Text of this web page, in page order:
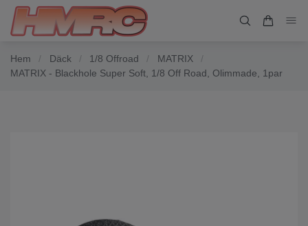
Hem / Däck / 1/8 Offroad / MATRIX
/
MATRIX - Blackhole Super Soft, 1/8 Off Road, Olimmade, 1par